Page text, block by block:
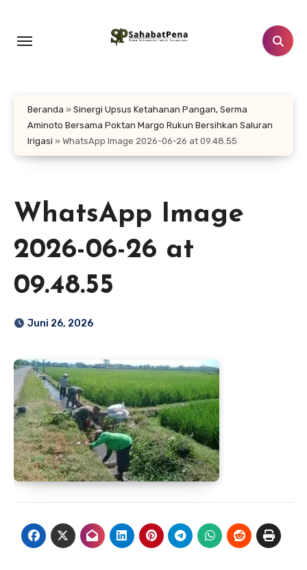
konten
Beranda » Sinergi Upsus Ketahanan Pangan, Serma
Aminoto Bersama Poktan Margo Rukun Bersihkan Saluran
Irigasi » WhatsApp Image 2026-06-26 at 09.48.55
WhatsApp Image
2026-06-26 at
09.48.55
Juni 26, 2026